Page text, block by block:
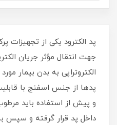
پد الکترود یکی از تجهیزات
جهت انتقال مؤثر جریان
الکتروتراپی به بدن بیمار
پدها از جنس اسفنج با
و پیش از استفاده باید
داخل پد قرار گرفته و سپس